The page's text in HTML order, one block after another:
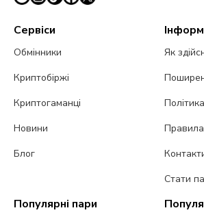
Сервіси
Обмінники
Криптобіржі
Криптогаманці
Новини
Блог
Як
Стати
Популярні пари